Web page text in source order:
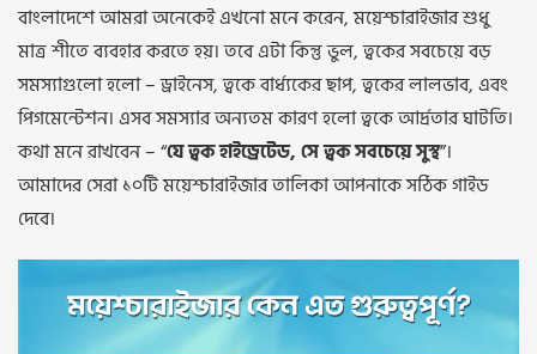
বাংলাদেশে আমরা অনেকেই এখনো মনে করেন, ময়েশ্চারাইজার শুধু
মাত্র শীতে ব্যবহার করতে হয়। তবে এটা কিন্তু ভুল, ত্বকের সবচেয়ে বড়
সমস্যাগুলো হলো – ড্রাইনেস, ত্বকে বার্ধ্যকের ছাপ, ত্বকের লালভাব, এবং
পিগমেন্টেশন। এসব সমস্যার অন্যতম কারণ হলো ত্বকে আর্দ্রতার ঘাটতি।
কথা মনে রাখবেন – “যে ত্বক হাইড্রেটেড, সে ত্বক সবচেয়ে সুস্থ”।
আমাদের সেরা ১০টি ময়েশ্চারাইজার তালিকা আপনাকে সঠিক গাইড
দেবে।